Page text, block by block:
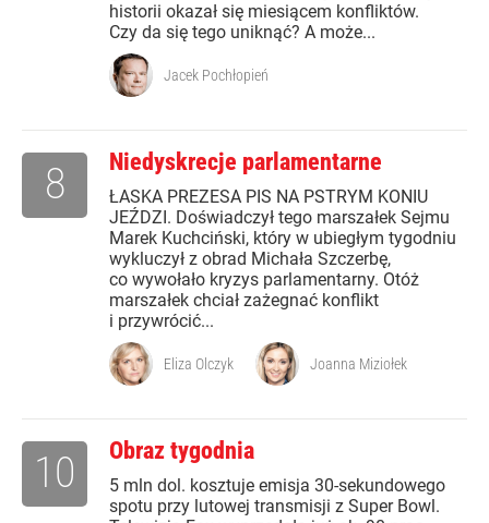
historii okazał się miesiącem konfliktów.
Czy da się tego uniknąć? A może...
Jacek Pochłopień
Niedyskrecje parlamentarne
ŁASKA PREZESA PIS NA PSTRYM KONIU
JEŹDZI. Doświadczył tego marszałek Sejmu
Marek Kuchciński, który w ubiegłym tygodniu
wykluczył z obrad Michała Szczerbę,
co wywołało kryzys parlamentarny. Otóż
marszałek chciał zażegnać konflikt
i przywrócić...
8
Eliza Olczyk Joanna Miziołek
Obraz tygodnia
5 mln dol. kosztuje emisja 30-sekundowego
spotu przy lutowej transmisji z Super Bowl.
10